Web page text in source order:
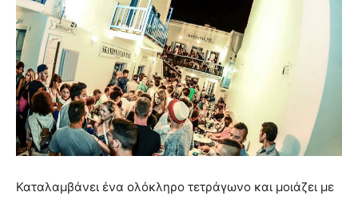
Καταλαμβάνει ένα ολόκληρο τετράγωνο και μοιάζει με